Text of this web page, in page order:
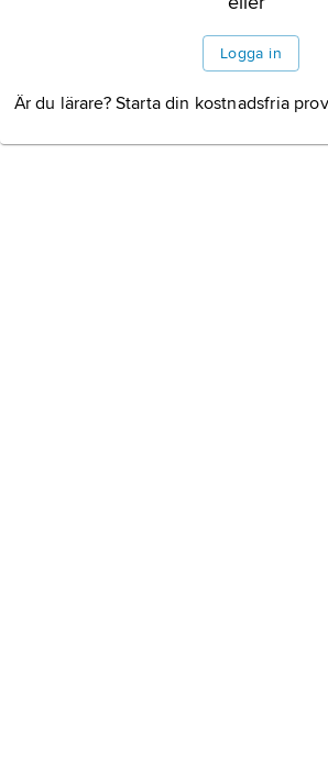
Logga in
Är du lärare? Starta din kostnadsfria